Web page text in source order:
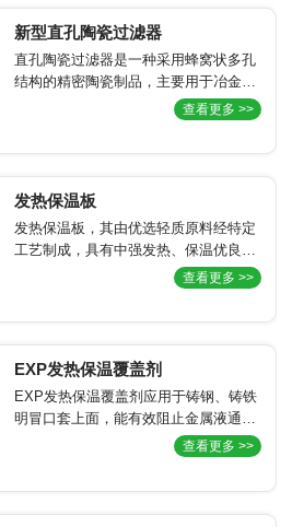
新型直孔陶瓷过滤器
直孔陶瓷过滤器是一种采用蜂窝状多孔
结构的精密陶瓷制品，主要用于冶金、
铸造等领域的高温金属熔液过滤，能有
效去除杂质，显著提升铸件质量。
查看更多 >>
发热保温板
发热保温板，其由优选轻质原料经特定
工艺制成，具有中强发热、保温优良的
特点。适合于各种牌号的铸钢、铸铁件
的大型冒口套，可以应用于各种造型工
查看更多 >>
EXP发热保温覆盖剂
EXP发热保温覆盖剂应用于铸钢、铸铁
明冒口套上面，能有效阻止金属液通过
明冒口套上表面进行热辐射、热对流,
减小热量散失。明显延长冒口套凝固时
查看更多 >>